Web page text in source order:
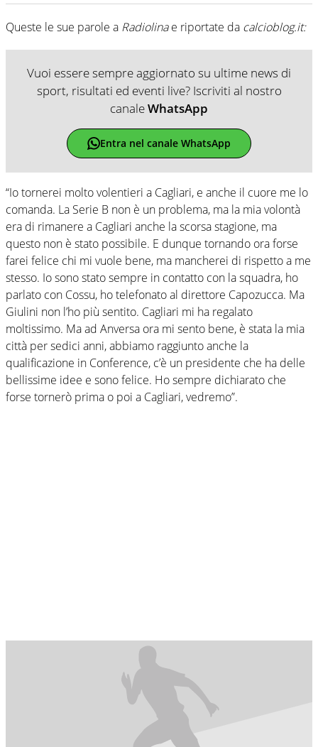
Queste le sue parole a Radiolinae riportate da calcioblog.it:
Vuoi essere sempre aggiornato su ultime news di
sport, risultati ed eventi live? Iscriviti al nostro
canaleWhatsApp
Entra nel canale WhatsApp
“Io tornerei molto volentieri a Cagliari, e anche il cuore me lo
comanda. La Serie B non è un problema, ma la mia volontà
era di rimanere a Cagliari anche la scorsa stagione, ma
questo non è stato possibile. E dunque tornando ora forse
farei felice chi mi vuole bene, ma mancherei di rispetto a me
stesso. Io sono stato sempre in contatto con la squadra, ho
parlato con Cossu, ho telefonato al direttore Capozucca. Ma
Giulini non l’ho più sentito. Cagliari mi ha regalato
moltissimo. Ma ad Anversa ora mi sento bene, è stata la mia
città per sedici anni, abbiamo raggiunto anche la
qualificazione in Conference, c’è un presidente che ha delle
bellissime idee e sono felice. Ho sempre dichiarato che
forse tornerò prima o poi a Cagliari, vedremo”.